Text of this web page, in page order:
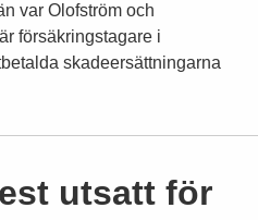
var Olofström och
försäkringstagare i
skadeersättningarna
utsatt för